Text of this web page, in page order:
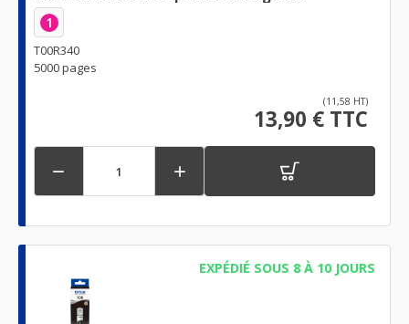
1
T00R340
5000 pages
(11,58 HT)
13,90 € TTC
 
EXPÉDIÉ SOUS 8 À 10 JOURS